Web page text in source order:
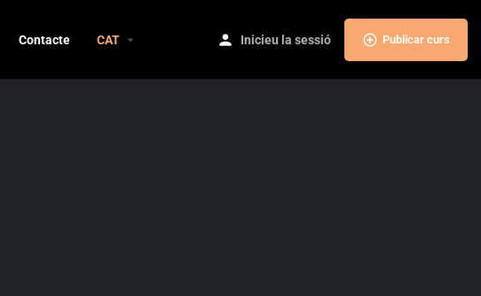
Contacte CAT Inicieu la sessió Publicar curs